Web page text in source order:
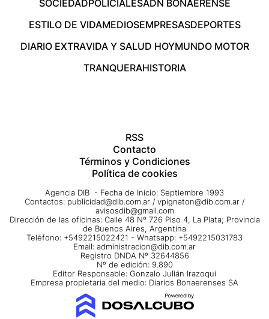
SOCIEDADPOLICIALESADN BONAERENSE
ESTILO DE VIDAMEDIOSEMPRESASDEPORTES
DIARIO EXTRAVIDA Y SALUD HOYMUNDO MOTOR
TRANQUERAHISTORIA
RSS
Contacto
Términos y Condiciones
Política de cookies
Agencia DIB - Fecha de Inicio: Septiembre 1993
Contactos: publicidad@dib.com.ar / vpignaton@dib.com.ar /
avisosdib@gmail.com
Dirección de las oficinas: Calle 48 Nº 726 Piso 4, La Plata; Provincia
de Buenos Aires, Argentina
Teléfono: +5492215022421 - Whatsapp: +5492215031783
Email: administracion@dib.com.ar
Registro DNDA Nº 32644856
Nº de edición: 9.890
Editor Responsable: Gonzalo Julián Irazoqui
Empresa propietaria del medio: Diarios Bonaerenses SA